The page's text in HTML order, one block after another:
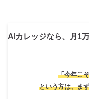
AIカレッジなら、月1
「今年こ
という方は、ま